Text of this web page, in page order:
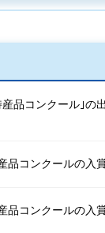
産品コンクール｣の
品コンクールの入
品コンクールの入